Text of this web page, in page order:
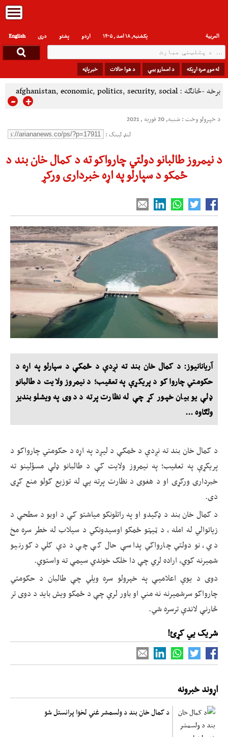
English دری پشتو العربیة اردو یکشنبه, ۱۸ اسد , ۱۴۰۵
له موږ سره اړیکه د اسعارو بیې د هوا حالات خبرپاڼه
برخه -څانګه : afghanistan, economic, politics, security, social
- +
د خپرولو وخت : شنبه, 20 فوریه , 2021
لنډ لینک :
د نیمروز طالبانو دولتي چارواکو ته د کمال خان بند د
ځمکو د سپارلو په اړه خبرداری ورکړ
آریانانیوز: د کمال خان بند ته نږدې د ځمکې د سپارلو په اړه د
حکومتي چارواکو د پریکړې په تعقیب؛ د نیمروز ولایت د طالبانو
ډلې یو بیان خپور کړ چې له نظارت پرته د دوی په ویشلو بندیز
ولګاوه ...
د کمال خان بند ته نږدې د ځمکې د لیږد په اړه د حکومتي چارواکو د
پریکړې په تعقیب؛ په نیمروز ولایت کې د طالبانو ډلې مسؤلینو ته
خبرداری ورکړی او د هغوی د نظارت پرته یې له توزیع کولو منع کړی
دی.
د کمال خان بند د ډکیدو او په راتلونکو میاشتو کې د اوبو د سطحې د
زیاتوالي له امله ، د ټیټو ځمکو اوسیدونکي د سیلاب له خطر سره مخ
دي ، نو دولتي چارواکي پداسې حال کې چې د دې کلي د کورنیو
شمیرنه کوي، اراده لري چې دا خلک خوندي سیمې ته واستوي.
دوی د یوې اعلامیې په خپرولو سره ویلي چې طالبان د حکومتي
چارواکو سرشمیرنه نه مني او باور لري چې د ځمکو ویش باید د دوی تر
څارنې لاندې ترسره شي.
شریک یي کړئ!
اړوند خبرونه
د کمال خان بند د ولسمشر غني لخوا پرانستل شو